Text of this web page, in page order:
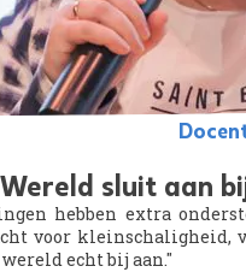
sluit aan
hebben extra
voor kleinschaligheid,
echt bij aan."